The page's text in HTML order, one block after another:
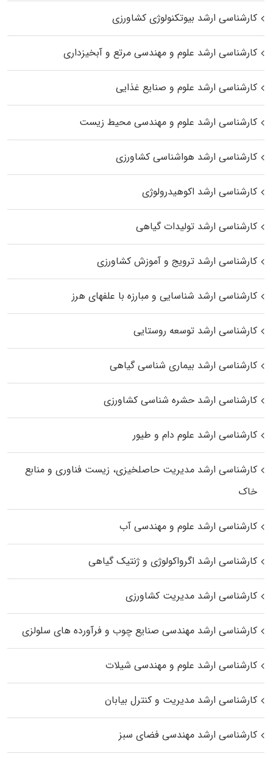
کارشناسی ارشد بیوتکنولوژی کشاورزی
کارشناسی ارشد علوم و مهندسی مرتع و آبخیزداری
کارشناسی ارشد علوم و صنایع غذایی
کارشناسی ارشد علوم و مهندسی محیط زیست
کارشناسی ارشد هواشناسی کشاورزی
کارشناسی ارشد اکوهیدرولوژی
کارشناسی ارشد تولیدات گیاهی
کارشناسی ارشد ترویج و آموزش کشاورزی
کارشناسی ارشد شناسایی و مبارزه با علفهای هرز
کارشناسی ارشد توسعه روستایی
کارشناسی ارشد بیماری‌ شناسی گیاهی
کارشناسی ارشد حشره‌ شناسی کشاورزی
کارشناسی ارشد علوم دام و طیور
کارشناسی ارشد مدیریت حاصلخیزی، زیست فناوری و منابع
خاک
کارشناسی ارشد علوم و مهندسی آب
کارشناسی ارشد اگرواکولوژی و ژنتیک گیاهی
کارشناسی ارشد مدیریت کشاورزی
کارشناسی ارشد مهندسی صنایع چوب و فرآورده‌ های سلولزی
کارشناسی ارشد علوم و مهندسی شیلات
کارشناسی ارشد مدیریت و کنترل بیابان
کارشناسی ارشد مهندسی فضای سبز